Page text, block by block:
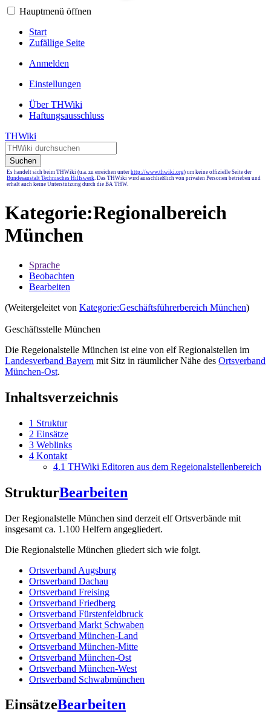
Hauptmenü öffnen
Start
Zufällige Seite
Anmelden
Einstellungen
Über THWiki
Haftungsausschluss
THWiki
Suchen
Es handelt sich beim THWiki (u.a. zu erreichen unter http://www.thwiki.org) um keine offizielle Seite der
Bundesanstalt Technisches Hilfswerk. Das THWiki wird ausschließlich von privaten Personen betrieben und
erhält auch keine Unterstützung durch die BA THW.
Kategorie:Regionalbereich
München
Sprache
Beobachten
Bearbeiten
(Weitergeleitet von Kategorie:Geschäftsführerbereich München)
Geschäftsstelle München
Die Regeionalstelle München ist eine von elf Regionalstellen im
Landesverband Bayern mit Sitz in räumlicher Nähe des Ortsverband
München-Ost.
Inhaltsverzeichnis
1 Struktur
2 Einsätze
3 Weblinks
4 Kontakt
4.1 THWiki Editoren aus dem Regeionalstellenbereich
StrukturBearbeiten
Der Regionalstelle München sind derzeit elf Ortsverbände mit
insgesamt ca. 1.100 Helfern angegliedert.
Die Regionalstelle München gliedert sich wie folgt.
Ortsverband Augsburg
Ortsverband Dachau
Ortsverband Freising
Ortsverband Friedberg
Ortsverband Fürstenfeldbruck
Ortsverband Markt Schwaben
Ortsverband München-Land
Ortsverband München-Mitte
Ortsverband München-Ost
Ortsverband München-West
Ortsverband Schwabmünchen
EinsätzeBearbeiten